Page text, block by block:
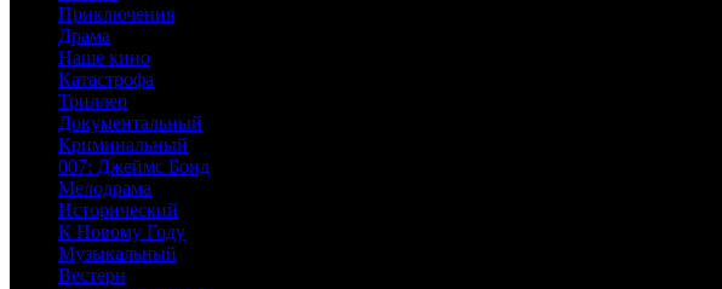
Приключения
Драма
Наше кино
Катастрофа
Триллер
Документальный
Криминальный
007: Джеймс Бонд
Мелодрама
Исторический
К Новому Году
Музыкальный
Вестерн